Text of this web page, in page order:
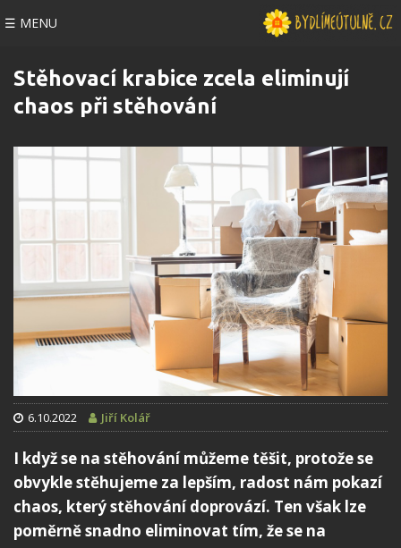
☰ MENU
Stěhovací krabice zcela eliminují
chaos při stěhování
6.10.2022 Jiří Kolář
I když se na stěhování můžeme těšit, protože se
obvykle stěhujeme za lepším, radost nám pokazí
chaos, který stěhování doprovází. Ten však lze
poměrně snadno eliminovat tím, že se na